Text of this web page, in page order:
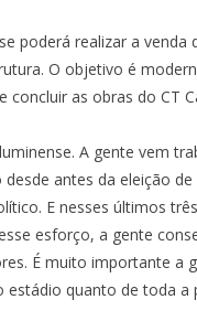
poderá realizar a
O objetivo é
concluir as obras do CT
A gente vem
antes da eleição
E nesses últimos
esforço, a gente
É muito importante a
quanto de toda a